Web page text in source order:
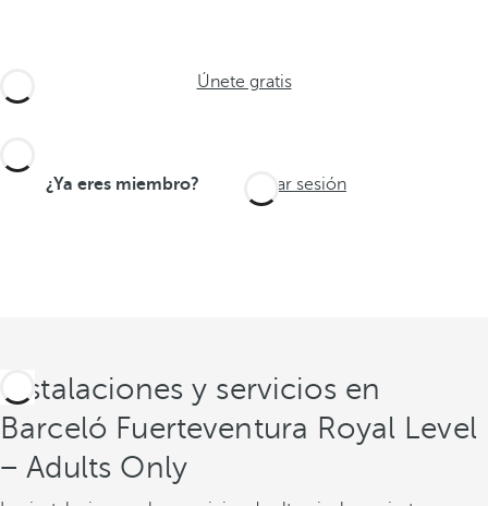
Únete gratis
¿Ya eres miembro? Iniciar sesión
Instalaciones y servicios en
Barceló Fuerteventura Royal Level
− Adults Only